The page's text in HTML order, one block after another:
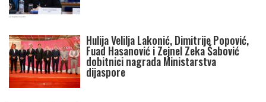
Hulija Velilja Lakonić, Dimitrije Popović,
Fuad Hasanović i Zejnel Zeka Šabović
dobitnici nagrada Ministarstva
dijaspore